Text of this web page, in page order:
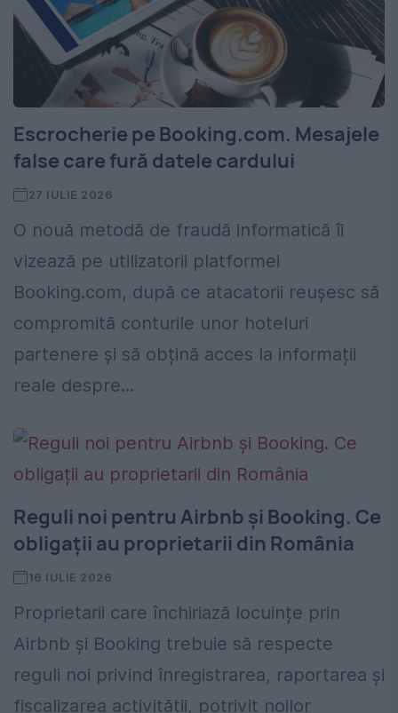
Escrocherie pe Booking.com. Mesajele
false care fură datele cardului
27 IULIE 2026
O nouă metodă de fraudă informatică îi
vizează pe utilizatorii platformei
Booking.com, după ce atacatorii reușesc să
compromită conturile unor hoteluri
partenere și să obțină acces la informații
reale despre...
Reguli noi pentru Airbnb și Booking. Ce
obligații au proprietarii din România
16 IULIE 2026
Proprietarii care închiriază locuințe prin
Airbnb și Booking trebuie să respecte
reguli noi privind înregistrarea, raportarea și
fiscalizarea activității, potrivit noilor